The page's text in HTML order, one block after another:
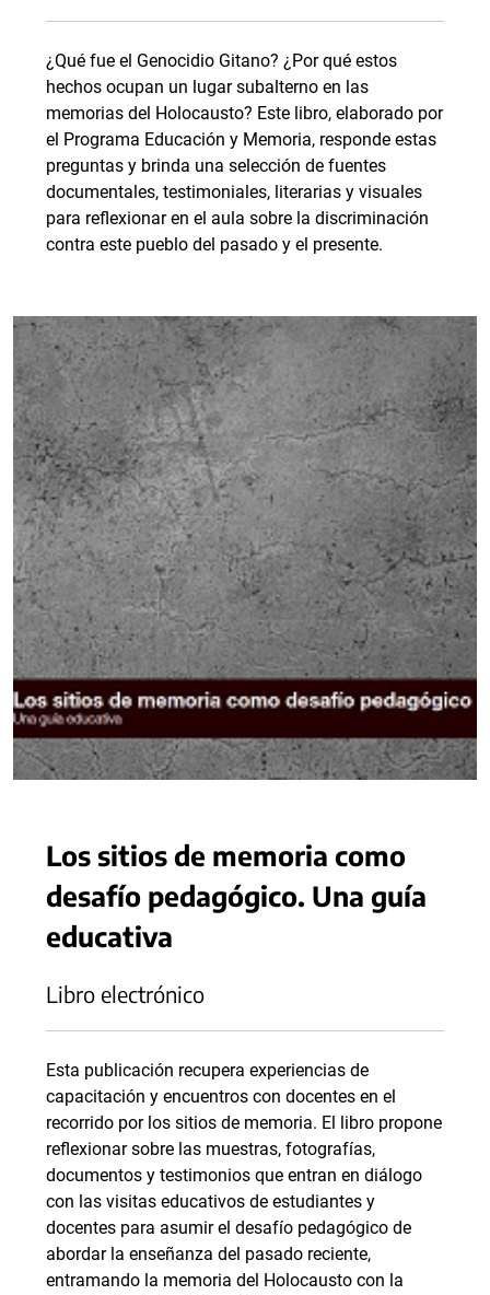
¿Qué fue el Genocidio Gitano? ¿Por qué estos
hechos ocupan un lugar subalterno en las
memorias del Holocausto? Este libro, elaborado por
el Programa Educación y Memoria, responde estas
preguntas y brinda una selección de fuentes
documentales, testimoniales, literarias y visuales
para reflexionar en el aula sobre la discriminación
contra este pueblo del pasado y el presente.
Los sitios de memoria como
desafío pedagógico. Una guía
educativa
Libro electrónico
Esta publicación recupera experiencias de
capacitación y encuentros con docentes en el
recorrido por los sitios de memoria. El libro propone
reflexionar sobre las muestras, fotografías,
documentos y testimonios que entran en diálogo
con las visitas educativos de estudiantes y
docentes para asumir el desafío pedagógico de
abordar la enseñanza del pasado reciente,
entramando la memoria del Holocausto con la